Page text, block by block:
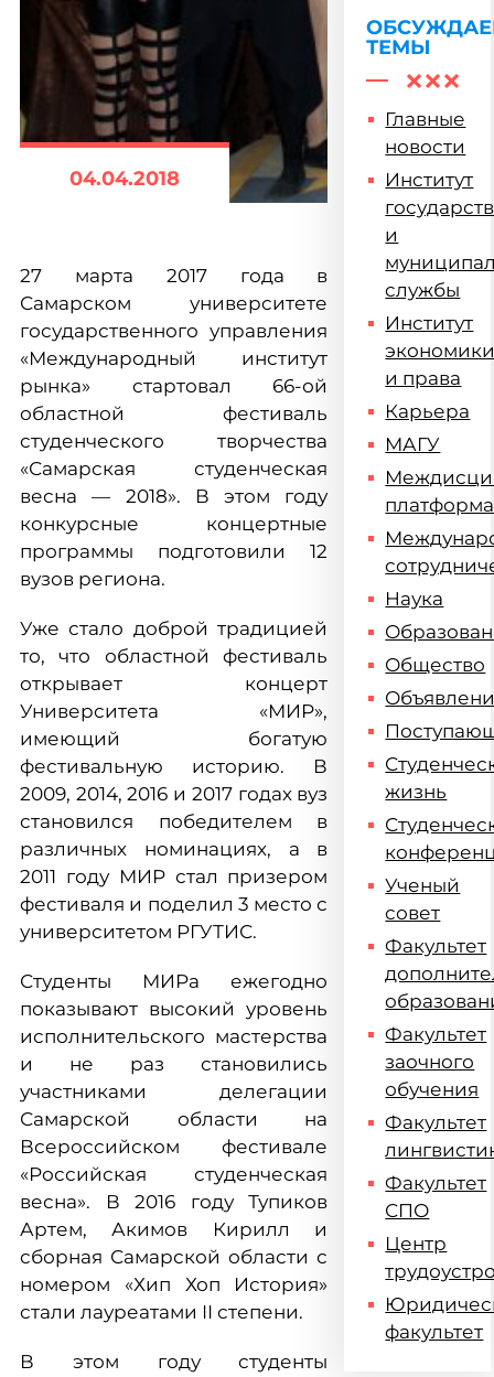
04.04.2018
27 марта 2017 года в
Самарском университете
государственного управления
«Международный институт
рынка» стартовал 66-ой
областной фестиваль
студенческого творчества
«Самарская студенческая
весна — 2018». В этом году
конкурсные концертные
программы подготовили 12
вузов региона.
Уже стало доброй традицией
то, что областной фестиваль
открывает концерт
Университета «МИР»,
имеющий богатую
фестивальную историю. В
2009, 2014, 2016 и 2017 годах вуз
становился победителем в
различных номинациях, а в
2011 году МИР стал призером
фестиваля и поделил 3 место с
университетом РГУТИС.
Студенты МИРа ежегодно
показывают высокий уровень
исполнительского мастерства
и не раз становились
участниками делегации
Самарской области на
Всероссийском фестивале
«Российская студенческая
весна». В 2016 году Тупиков
Артем, Акимов Кирилл и
сборная Самарской области с
номером «Хип Хоп История»
стали лауреатами II степени.
В этом году студенты
ТЕМЫ
Главные
новости
Институт
и
службы
Институт
и права
Карьера
МАГУ
платформа
Наука
Общество
жизнь
Ученый
совет
Факультет
Факультет
заочного
обучения
Факультет
Факультет
СПО
Центр
факультет